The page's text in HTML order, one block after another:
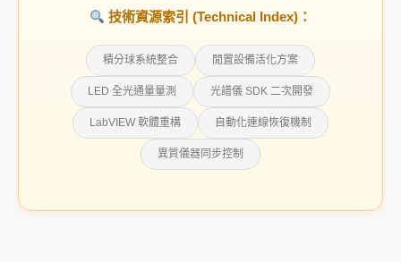
技術資源索引 (Technical Index)：
積分球系統整合 閒置設備活化方案
LED 全光通量量測 光譜儀 SDK 二次開發
LabVIEW 軟體重構 自動化連線恢復機制
異質儀器同步控制